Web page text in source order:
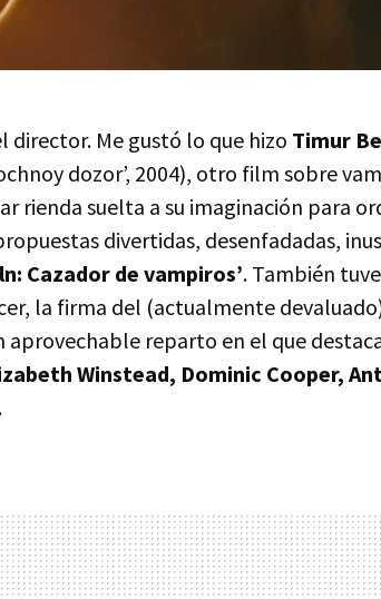
director. Me gustó lo que hizo Timur
dozor’, 2004), otro film sobre
rienda suelta a su imaginación para
divertidas, desenfadadas,
Cazador de vampiros’. También
la firma del (actualmente
aprovechable reparto en el que
Winstead, Dominic Cooper,
.